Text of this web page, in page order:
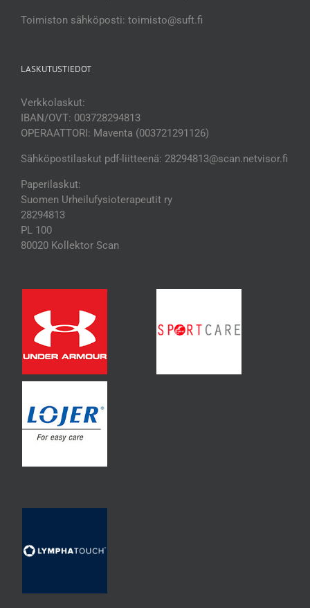
Toimiston sähköposti: toimisto@suft.fi
LASKUTUSTIEDOT
Verkkolaskut:
IBAN/OVT: 003728294813
OPERAATTORI: Maventa (003721291126)
Sähköpostilaskut pdf-liitteenä: 28294813@scan.netvisor.fi
Paperilaskut:
Suomen Urheilufysioterapeutit ry
28294813
PL 100
80020 Kollektor Scan